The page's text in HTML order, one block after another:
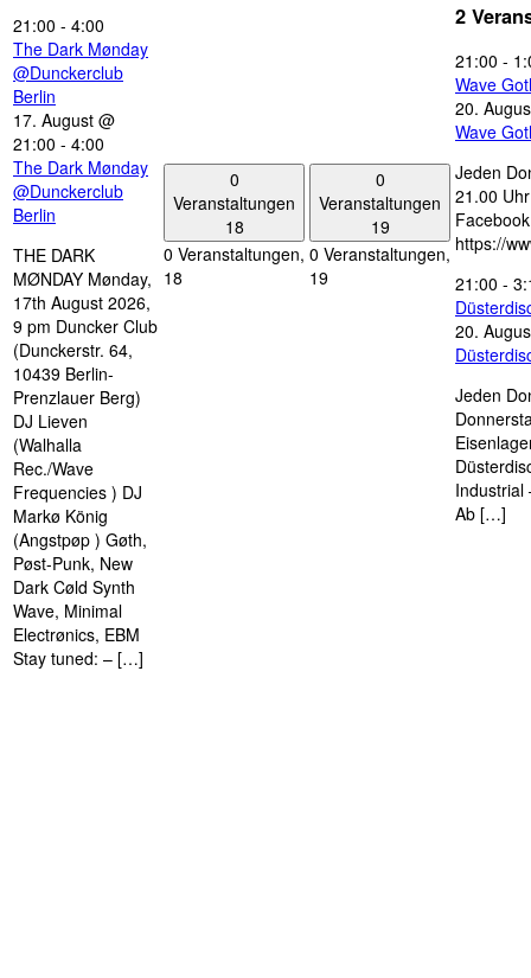
21:00 - 4:00
The Dark Mønday
@Dunckerclub
Berlin
17. August @
21:00 - 4:00
The Dark Mønday
@Dunckerclub
Berlin
THE DARK
MØNDAY Mønday,
17th August 2026,
9 pm Duncker Club
(Dunckerstr. 64,
10439 Berlin-
Prenzlauer Berg)
DJ Lieven
(Walhalla
Rec./Wave
Frequencies ) DJ
Markø König
(Angstpøp ) Gøth,
Pøst-Punk, New
Dark Cøld Synth
Wave, Minimal
Electrønics, EBM
Stay tuned: – […]
0
Veranstaltungen
18
0 Veranstaltungen,
18
0
Veranstaltungen
19
0 Veranstaltungen,
19
2
21:00 -
Wave
20.
Wave
Jeden
21.00
https://
21:00 -
20.
Jeden
Industrial
Ab […]